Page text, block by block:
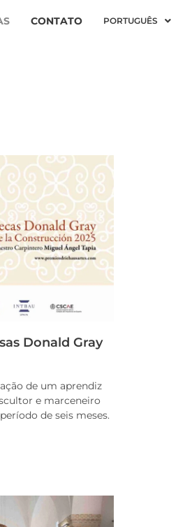
CONTATO PORTUGUÊS
Donald Gray
de um aprendiz
e marceneiro
de seis meses.